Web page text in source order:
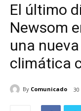
El último
Newsom
una
climática
By Comunicado